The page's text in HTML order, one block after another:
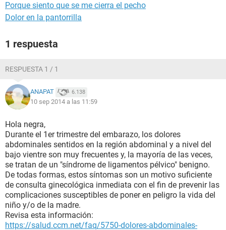
Porque siento que se me cierra el pecho
Dolor en la pantorrilla
1 respuesta
RESPUESTA 1 / 1
ANAPAT 6.138
10 sep 2014 a las 11:59
Hola negra,
Durante el 1er trimestre del embarazo, los dolores
abdominales sentidos en la región abdominal y a nivel del
bajo vientre son muy frecuentes y, la mayoría de las veces,
se tratan de un "síndrome de ligamentos pélvico" benigno.
De todas formas, estos síntomas son un motivo suficiente
de consulta ginecológica inmediata con el fin de prevenir las
complicaciones susceptibles de poner en peligro la vida del
niño y/o de la madre.
Revisa esta información:
https://salud.ccm.net/faq/5750-dolores-abdominales-